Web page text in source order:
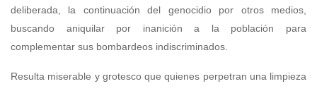
deliberada, la continuación del genocidio por otros medios,
buscando aniquilar por inanición a la población para
complementar sus bombardeos indiscriminados.
Resulta miserable y grotesco que quienes perpetran una limpieza